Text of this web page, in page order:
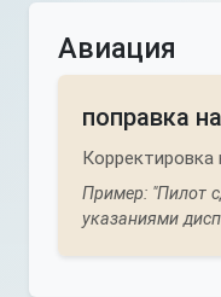
Авиация
поправка
Корректировка
Пример: "Пилот
указаниями